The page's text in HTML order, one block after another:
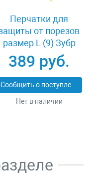
Перчатки для
от порезов
размер L (9) Зубр
11277-L
389 руб.
Сообщить о поступлении
Нет в наличии